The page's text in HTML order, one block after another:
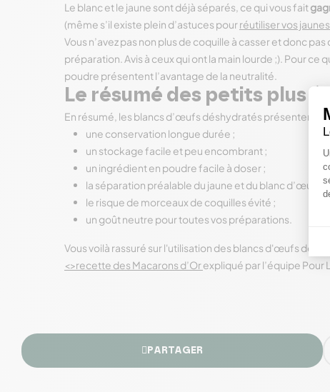
Le blanc et le jaune sont déjà séparés, ce qui vous fait
(même s’il existe plein d’astuces pourréutiliser vos
Vous n’avez pas non plus de coquille à casser et donc
préparation. Avis à ceux qui ont la main lourde ;). Pour
poudre présentent l’avantage de la neutralité.
Le résumé des petits plus
En résumé, les blancs d’œufs déshydratés présentent 6
une conservation longue durée ;
un stockage facile et peu encombrant ;
un ingrédient en poudre facile à doser ;
la séparation préalable du jaune et du blanc d’œuf ;
le risque de morceaux de coquilles évité ;
un goût neutre pour toutes vos préparations.
Vous voilà rassuré sur l'utilisation des blancs d'œufs
<>recette des Macarons d’Orexpliqué par l’équipe Pour
PARTAGER